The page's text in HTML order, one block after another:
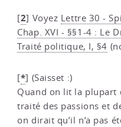
[2] Voyez Lettre 30 -
Chap. XVI - §§1-4 : Le
Traité politique, I, §4
[*] (Saisset :)
Quand on lit la plupart
traité des passions et
on dirait qu’il n’a pas